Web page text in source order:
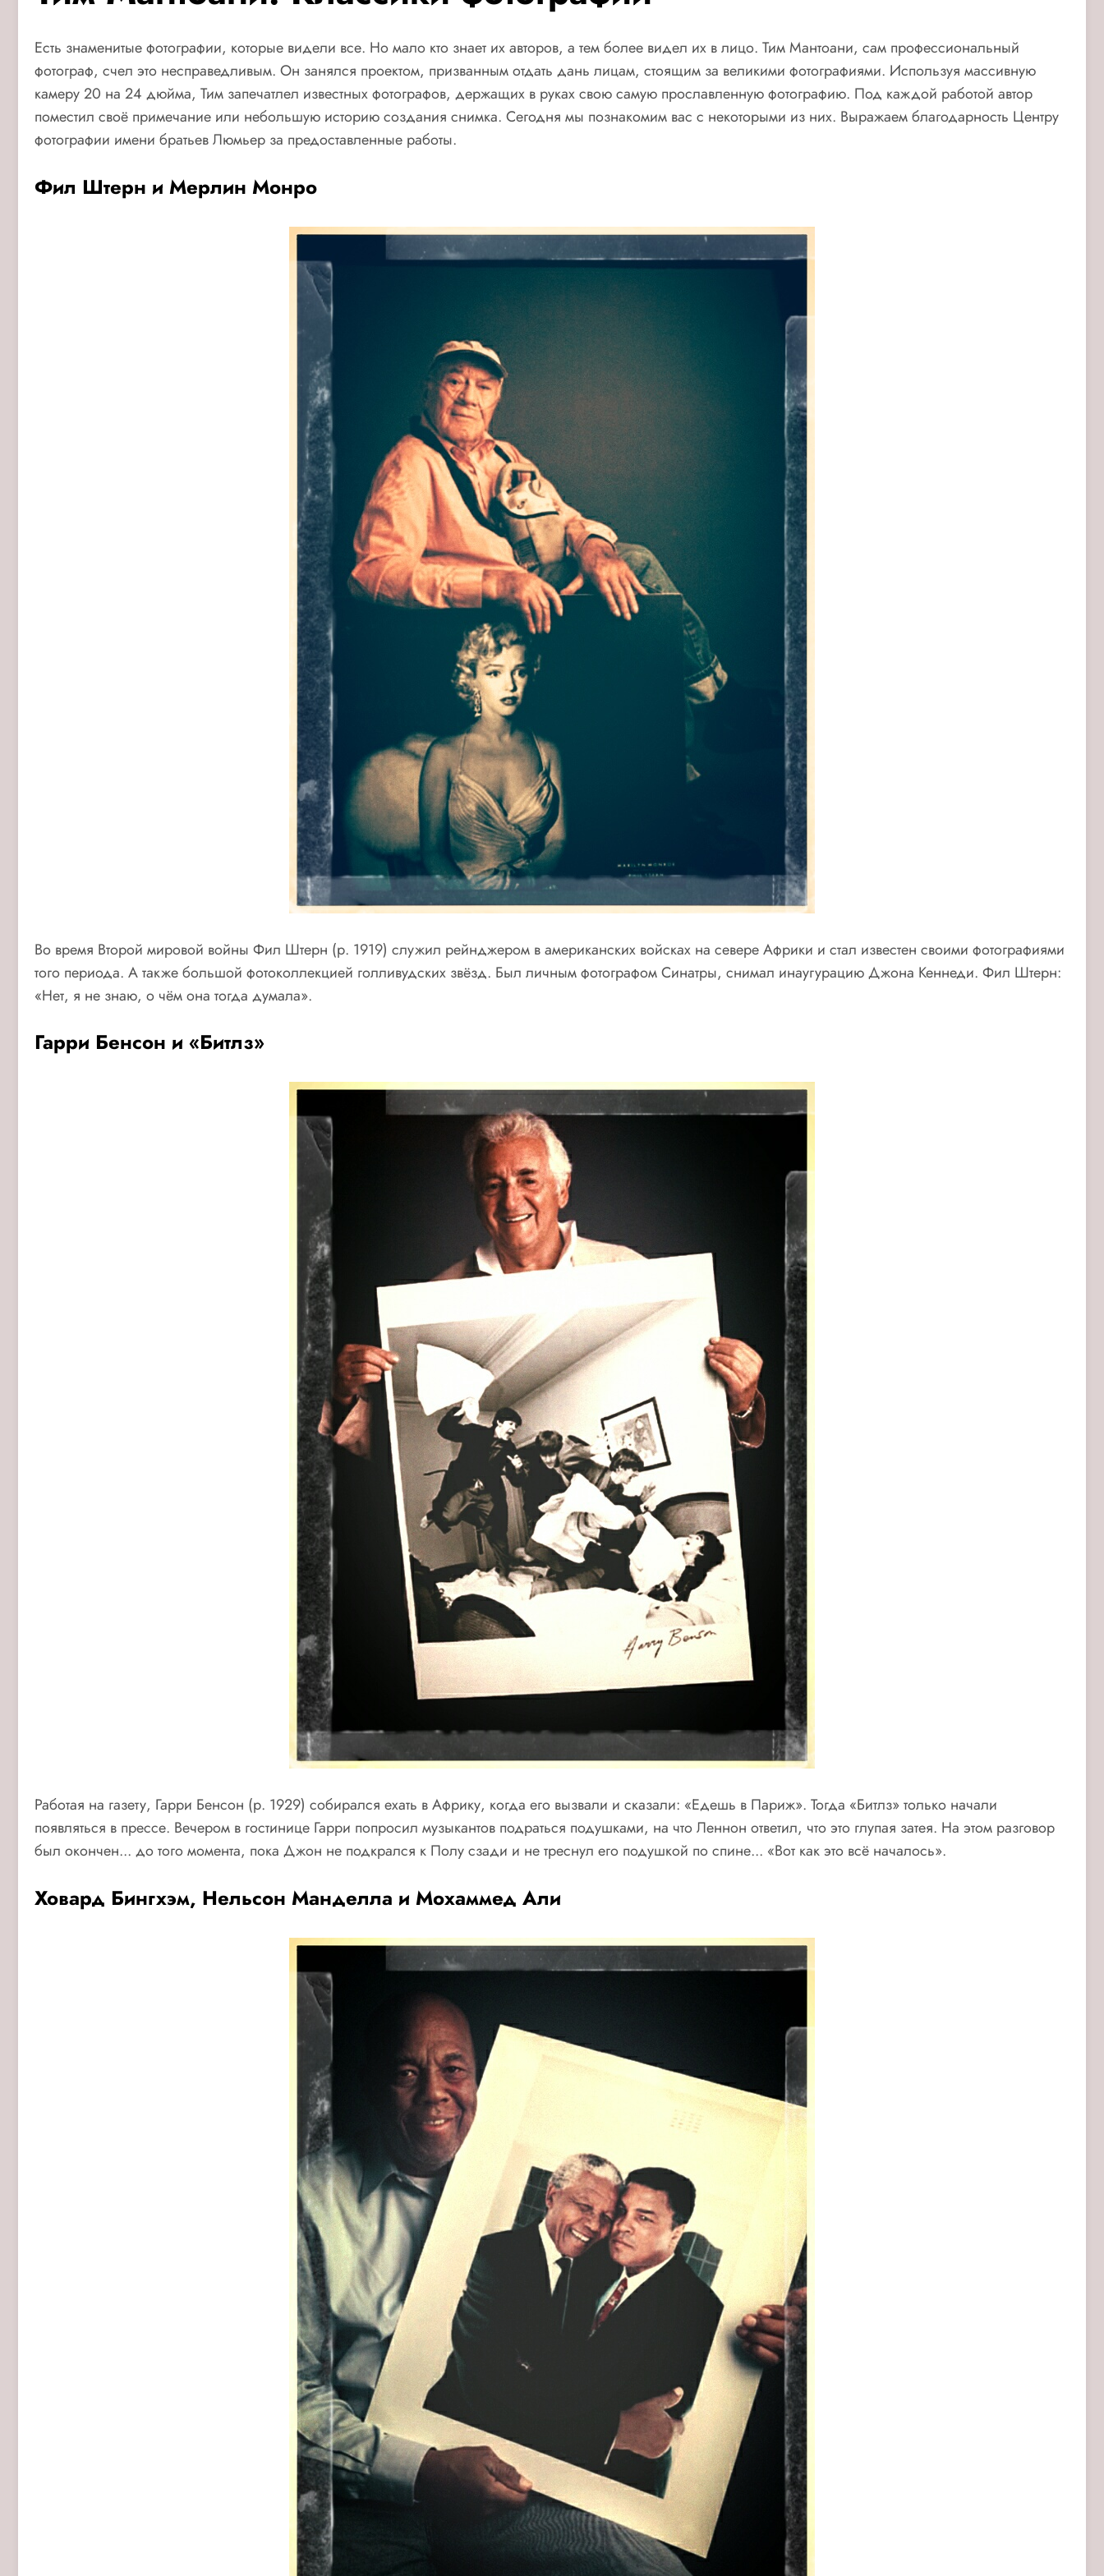
Есть знаменитые фотографии, которые видели все. Но мало кто знает их авторов, а тем более видел их в лицо. Тим Мантоани, сам профессиональный
фотограф, счел это несправедливым. Он занялся проектом, призванным отдать дань лицам, стоящим за великими фотографиями. Используя массивную
камеру 20 на 24 дюйма, Тим запечатлел известных фотографов, держащих в руках свою самую прославленную фотографию. Под каждой работой автор
поместил своё примечание или небольшую историю создания снимка. Сегодня мы познакомим вас с некоторыми из них. Выражаем благодарность Центру
фотографии имени братьев Люмьер за предоставленные работы.
Фил Штерн и Мерлин Монро
Во время Второй мировой войны Фил Штерн (р. 1919) служил рейнджером в американских войсках на севере Африки и стал известен своими фотографиями
того периода. А также большой фотоколлекцией голливудских звёзд. Был личным фотографом Синатры, снимал инаугурацию Джона Кеннеди. Фил Штерн:
«Нет, я не знаю, о чём она тогда думала».
Гарри Бенсон и «Битлз»
Работая на газету, Гарри Бенсон (р. 1929) собирался ехать в Африку, когда его вызвали и сказали: «Едешь в Париж». Тогда «Битлз» только начали
появляться в прессе. Вечером в гостинице Гарри попросил музыкантов подраться подушками, на что Леннон ответил, что это глупая затея. На этом разговор
был окончен... до того момента, пока Джон не подкрался к Полу сзади и не треснул его подушкой по спине... «Вот как это всё началось».
Ховард Бингхэм, Нельсон Манделла и Мохаммед Али